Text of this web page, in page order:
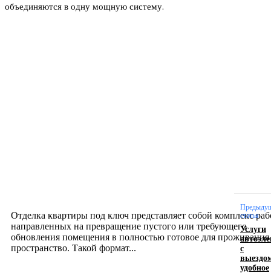
объединяются в одну мощную систему.
Отделка квартиры под ключ представляет собой комплекс
направленных на превращение пустого или требующего
обновления помещения в полностью готовое для проживания
пространство. Такой формат...
статья
Услуги
с
удобное